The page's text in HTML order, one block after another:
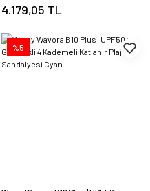
4.179,05 TL
%5